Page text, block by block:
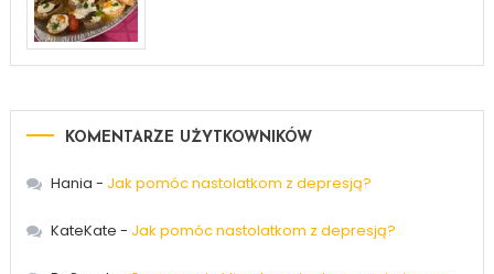
KOMENTARZE UŻYTKOWNIKÓW
Hania - Jak pomóc nastolatkom z depresją?
KateKate - Jak pomóc nastolatkom z depresją?